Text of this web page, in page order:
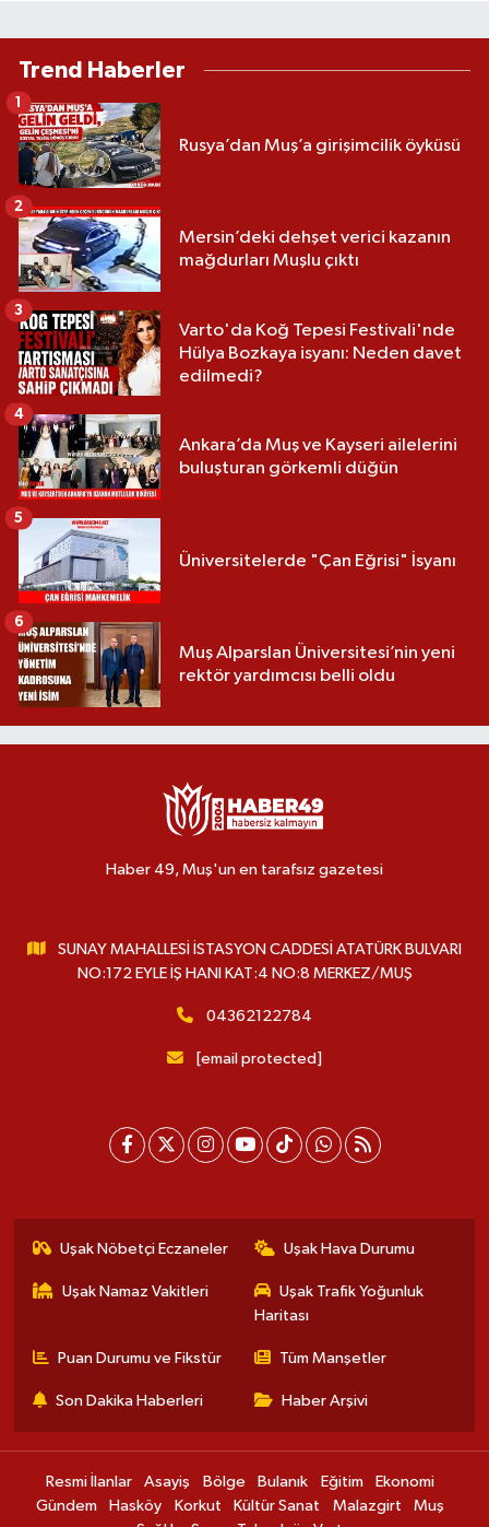
Trend Haberler
Rusya’dan Muş’a girişimcilik öyküsü
1
Mersin’deki dehşet verici kazanın
mağdurları Muşlu çıktı
2
Varto'da Koğ Tepesi Festivali'nde
Hülya Bozkaya isyanı: Neden davet
edilmedi?
3
Ankara’da Muş ve Kayseri ailelerini
buluşturan görkemli düğün
4
Üniversitelerde "Çan Eğrisi" İsyanı
5
Muş Alparslan Üniversitesi’nin yeni
rektör yardımcısı belli oldu
6
Haber 49, Muş'un en tarafsız gazetesi
SUNAY MAHALLESİ İSTASYON CADDESİ ATATÜRK BULVARI
NO:172 EYLE İŞ HANI KAT:4 NO:8 MERKEZ/MUŞ
04362122784
[email protected]
Uşak Nöbetçi Eczaneler Uşak Hava Durumu
Uşak Namaz Vakitleri
Uşak Trafik Yoğunluk
Haritası
Puan Durumu ve Fikstür Tüm Manşetler
Son Dakika Haberleri Haber Arşivi
Resmi İlanlar Asayiş Bölge Bulanık Eğitim
Ekonomi
Gündem
Hasköy Korkut Kültür Sanat Malazgirt
Muş